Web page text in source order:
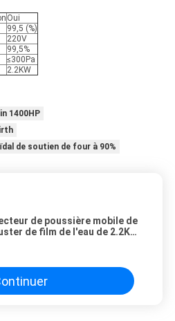
Oui
99,5 (%)
220V
99,5%
≤300Pa
2.2KW
1400HP
de soutien de four à 90%
de poussière mobile de
de film de l'eau de 2.2KW